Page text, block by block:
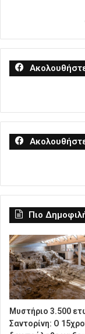
Πιο
Μυστήριο 3.500
Σαντορίνη: Ο